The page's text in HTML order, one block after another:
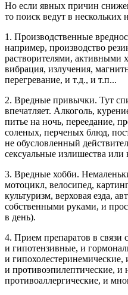
Но если явных причин
то поиск ведут в нескольких
1. Производственные
например, производство
растворителями, активными
вибрация, излучения,
перегревание, и т.д., и т.п...
2. Вредные привычки. Тут
впечатляет. Алкоголь,
питье на ночь, переедание,
соленых, перченых блюд,
не обусловленный
сексуальные излишества или
3. Вредные хобби.
мотоцикл, велосипед,
культуризм, верховая езда,
собственными руками, и
в день).
4. Прием препаратов в связи
и гипотензивные, и
и гипохолестеринемические,
и противоэпилептические, и
противоаллергические, и